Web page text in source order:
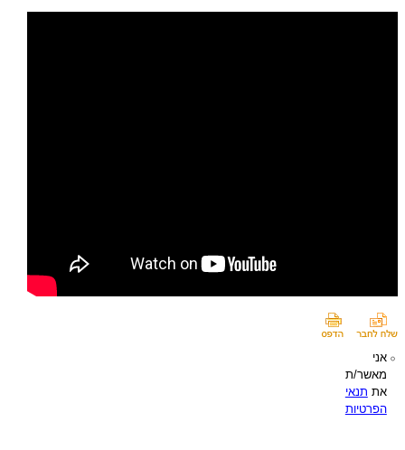
אני
מאשר/ת
את תנאי
הפרטיות